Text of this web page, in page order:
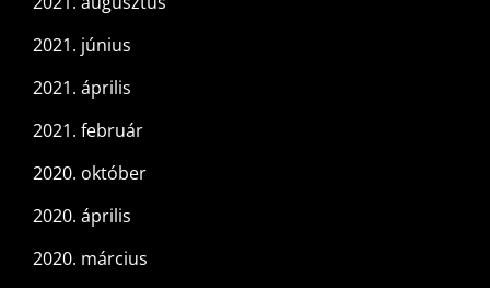
2021. június
2021. április
2021. február
2020. október
2020. április
2020. március